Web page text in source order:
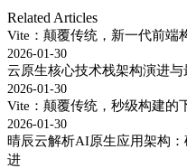
Related Articles
Vite：颠覆传统，新一代前端
2026-01-30
云原生核心技术栈架构演进
2026-01-30
Vite：颠覆传统，秒级构建的
2026-01-30
晴辰云解析AI原生应用架构
进